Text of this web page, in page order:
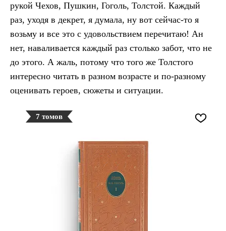
рукой Чехов, Пушкин, Гоголь, Толстой. Каждый
раз, уходя в декрет, я думала, ну вот сейчас-то я
возьму и все это с удовольствием перечитаю! Ан
нет, наваливается каждый раз столько забот, что не
до этого. А жаль, потому что того же Толстого
интересно читать в разном возрасте и по-разному
оценивать героев, сюжеты и ситуации.
7 томов